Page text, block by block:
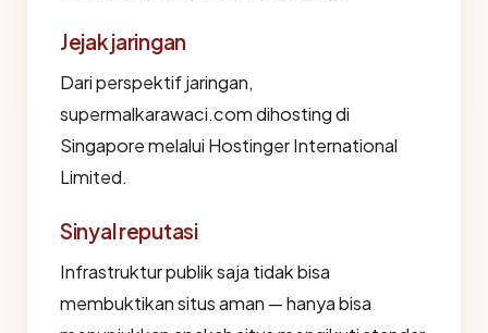
Jejak jaringan
Dari perspektif jaringan,
supermalkarawaci.com dihosting di
Singapore melalui Hostinger International
Limited.
Sinyal reputasi
Infrastruktur publik saja tidak bisa
membuktikan situs aman — hanya bisa